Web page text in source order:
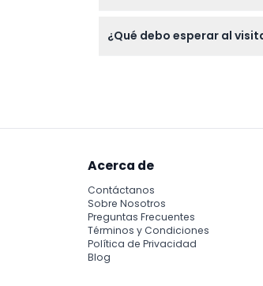
¿Qué debo esperar al
Acerca de
Contáctanos
Sobre Nosotros
Preguntas Frecuentes
Términos y Condiciones
Política de Privacidad
Blog